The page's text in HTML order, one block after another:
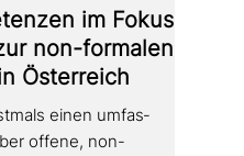
im Fokus
non-formalen
Österreich
einen umfas­
offene, non-